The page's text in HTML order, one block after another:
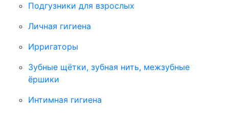
Подгузники для взрослых
Личная гигиена
Ирригаторы
Зубные щётки, зубная нить, межзубные
ёршики
Интимная гигиена